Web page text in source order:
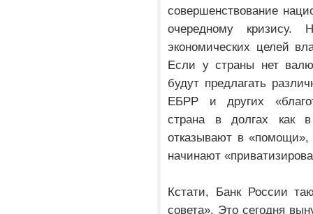
совершенствование
очередному кризису.
экономических целей
Если у страны нет
будут предлагать
ЕБРР и других
страна в долгах как
отказывают в «помощи»,
начинают
Кстати, Банк России
совета». Это сегодня